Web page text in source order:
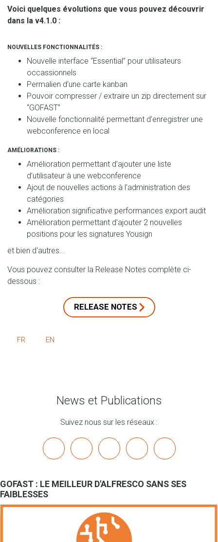
Voici quelques évolutions que vous pouvez découvrir
dans la v4.1.0 :
NOUVELLES FONCTIONNALITÉS :
Nouvelle interface “Essential” pour utilisateurs
occassionnels
Permalien d’une carte kanban
Pouvoir compresser / extraire un zip directement sur
“GOFAST”
Nouvelle fonctionnalité permettant d’enregistrer une
webconference en local
AMÉLIORATIONS :
Amélioration permettant d’ajouter une liste
d’utilisateur à une webconference
Ajout de nouvelles actions à l’administration des
catégories
Amélioration significative performances export audit
Amélioration permettant d’ajouter 2 nouvelles
positions pour les signatures Yousign
et bien d'autres...
Vous pouvez consulter la Release Notes complète ci-
dessous :
RELEASE NOTES
FR EN
News et Publications
Suivez nous sur les réseaux :
linkedinyoutubebluesky mastodon
GOFAST : LE MEILLEUR D'ALFRESCO SANS SES
FAIBLESSES